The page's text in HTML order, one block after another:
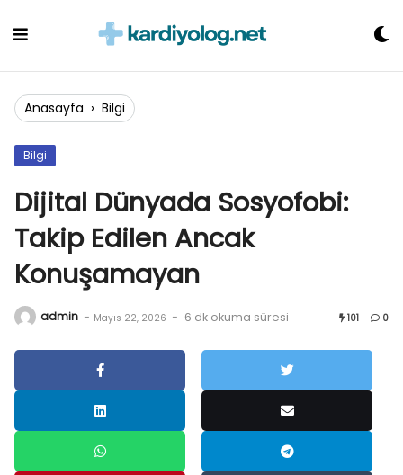
Anasayfa › Bilgi
Bilgi
Dijital Dünyada Sosyofobi:
Takip Edilen Ancak
Konuşamayan
admin - Mayıs 22, 2026 - 6 dk okuma süresi 101 0